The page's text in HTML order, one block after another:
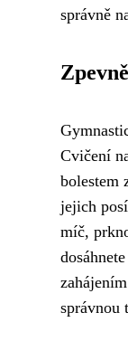
správně
Cvičení
bolestem
jejich
míč,
správnou